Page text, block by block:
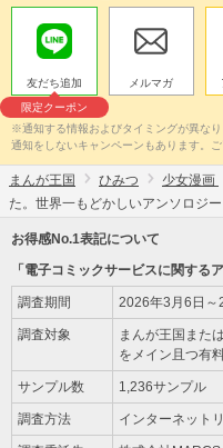
友だち追加
限定クーポン
メルマガ
※通知する情報およびタイミングが異な
通知をしないキャンペーンもあります。ご
まんが王国 ひみつ 少女漫画
た。世界一もどかしいアンソロジー
お得感No.1表記について
「電子コミックサービスに関する
調査期間 2026年3月6日～
調査対象
まんが王国また
をメイン且つ有
サンプル数 1,236サンプル
調査方法 インターネット